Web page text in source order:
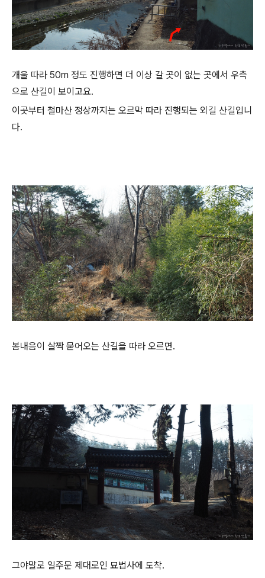
개울 따라 50m 정도 진행하면 더 이상 갈 곳이 없는 곳에서 우측
으로 산길이 보이고요.
이곳부터 철마산 정상까지는 오르막 따라 진행되는 외길 산길입니
다.
봄내음이 살짝 묻어오는 산길을 따라 오르면.
그야말로 일주문 제대로인 묘법사에 도착.